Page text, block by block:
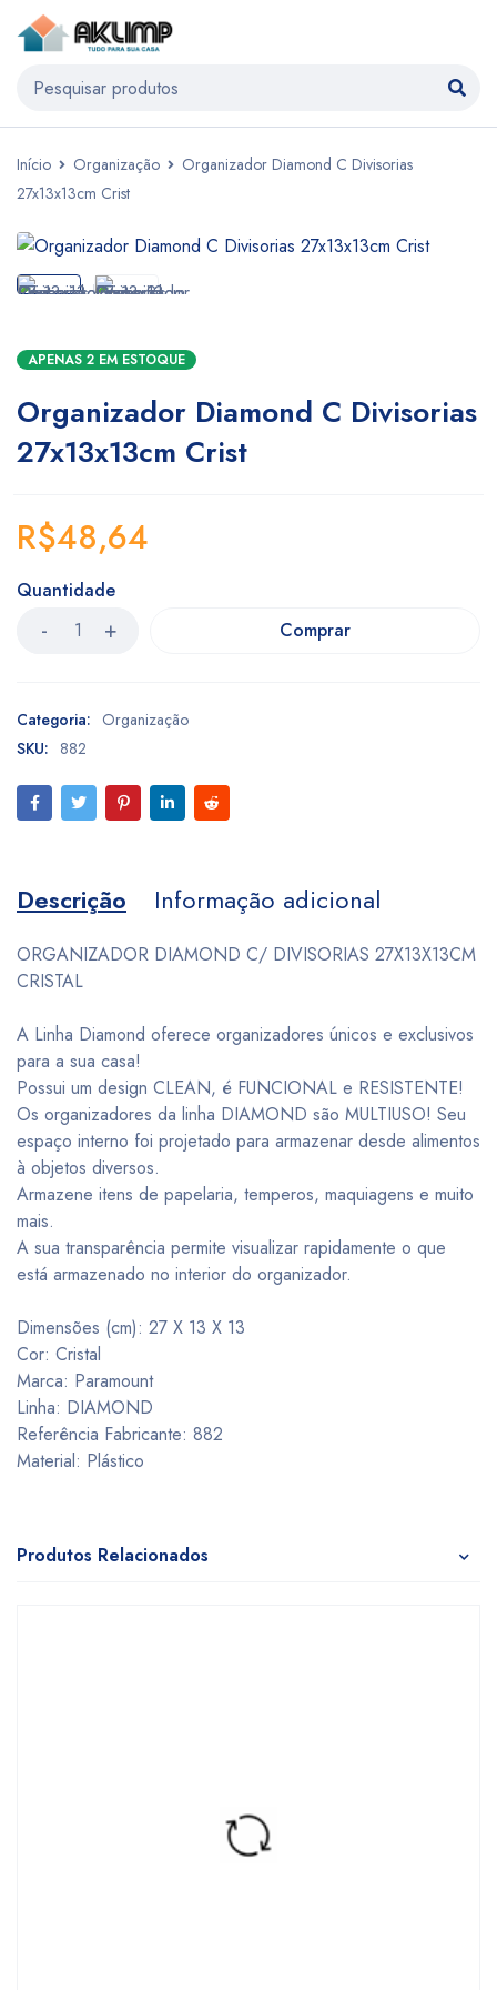
Início Organização
Organizador Diamond C Divisorias
27x13x13cm Crist
APENAS 2 EM ESTOQUE
Organizador Diamond C Divisorias
27x13x13cm Crist
R$48,64
Quantidade
Comprar
Categoria: Organização
SKU: 882
Descrição Informação adicional
ORGANIZADOR DIAMOND C/ DIVISORIAS 27X13X13CM
CRISTAL
A Linha Diamond oferece organizadores únicos e exclusivos
para a sua casa!
Possui um design CLEAN, é FUNCIONAL e RESISTENTE!
Os organizadores da linha DIAMOND são MULTIUSO! Seu
espaço interno foi projetado para armazenar desde alimentos
à objetos diversos.
Armazene itens de papelaria, temperos, maquiagens e muito
mais.
A sua transparência permite visualizar rapidamente o que
está armazenado no interior do organizador.
Dimensões (cm): 27 X 13 X 13
Cor: Cristal
Marca: Paramount
Linha: DIAMOND
Referência Fabricante: 882
Material: Plástico
Produtos Relacionados